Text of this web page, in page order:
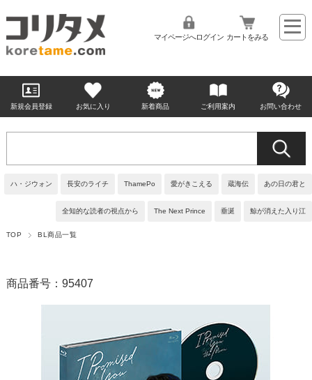
マイページへログイン カートをみる
新規会員登録 お気に入り 新着商品 ご利用案内 お問い合わせ
ハ・ジウォン 長安のライチ ThamePo 愛がきこえる 蔵海伝 あの日の君と
全知的な読者の視点から The Next Prince 垂涎 鯨が消えた入り江
TOP BL商品一覧
商品番号：95407